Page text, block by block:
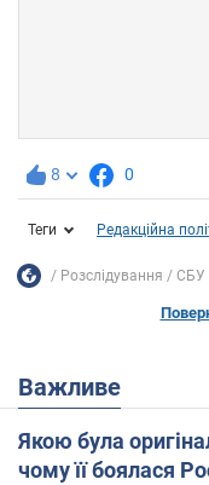
8 0
Теги Редакційна
Розслідування СБУ
Важливе
Якою була
чому її боялася